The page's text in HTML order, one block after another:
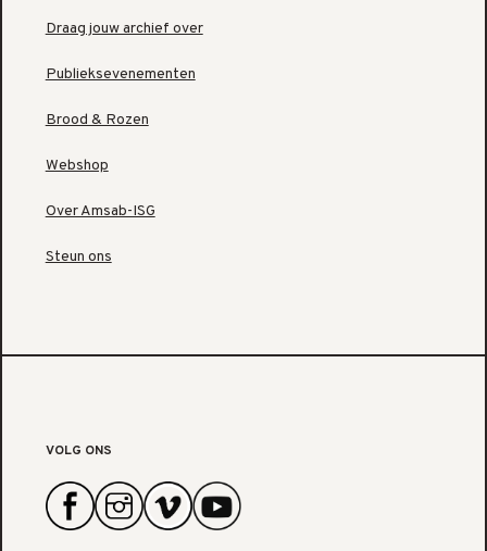
Draag jouw archief over
Publieksevenementen
Brood & Rozen
Webshop
Over Amsab-ISG
Steun ons
VOLG ONS